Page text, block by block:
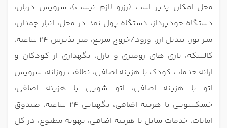
محل امکان پذیر است (رزرو لازم نیست)، سرویس دربان،
دستگاه خودپرداز، دستگاه پول نقد در محل، انبار چمدان،
میز تور، تبدیل ارز، ورود/خروج سریع، میز پذیرش 24 ساعته،
کالسکه، بازی های رومیزی و پازل، نگهداری از کودکان و
ارائه خدمات کودک با هزینه اضافی، نظافت روزانه، سرویس
اتو با هزینه اضافی، اتو شویی با هزینه اضافی،
خشکشویی با هزینه اضافی، نگهبانی 24 ساعته، صندوق
امانات، خدمات شاتل با هزینه اضافی، تهویه مطبوع، در کل